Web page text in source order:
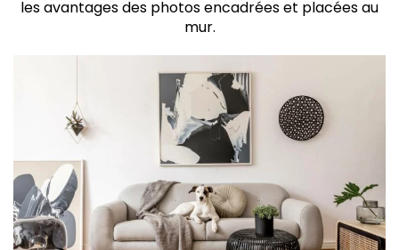
les avantages des photos encadrées et placées au
mur.